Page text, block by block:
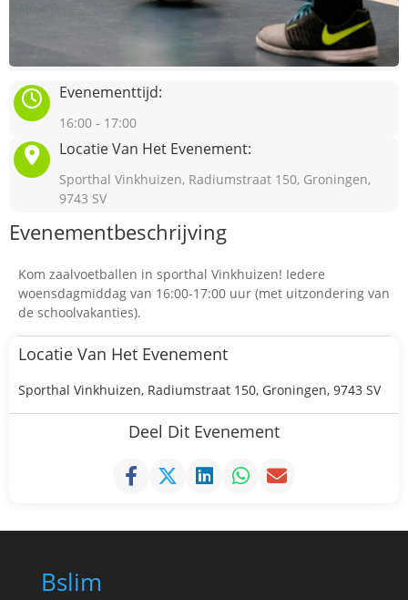
Evenementtijd:
16:00 - 17:00
Locatie Van Het Evenement:
Sporthal Vinkhuizen, Radiumstraat 150, Groningen,
9743 SV
Evenementbeschrijving
Kom zaalvoetballen in sporthal Vinkhuizen! Iedere
woensdagmiddag van 16:00-17:00 uur (met uitzondering van
de schoolvakanties).
Locatie Van Het Evenement
Sporthal Vinkhuizen, Radiumstraat 150, Groningen, 9743 SV
Deel Dit Evenement
Bslim